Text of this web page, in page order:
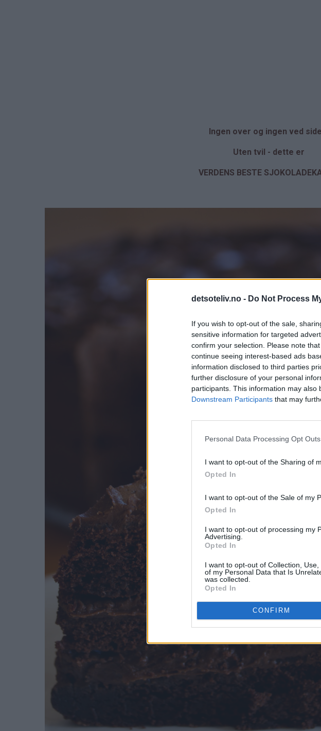
detsoteliv.no - Do Not Process
If you wish to opt-out of the sale,
sensitive information for targeted
confirm your selection. Please note
continue seeing interest-based ads
information disclosed to third parties
further disclosure of your personal
participants. This information may
Downstream Participants that may
Personal Data Processing Opt Outs
I want to opt-out of the Sharing of
Opted In
I want to opt-out of the Sale of my
Opted In
I want to opt-out of processing my
Advertising.
Opted In
I want to opt-out of Collection,
of my Personal Data that Is
was collected.
Opted In
CONFIRM
Ingen over og ingen ved
Uten tvil - dette er
VERDENS BESTE